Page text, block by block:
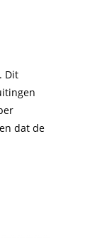
Dit
dat de